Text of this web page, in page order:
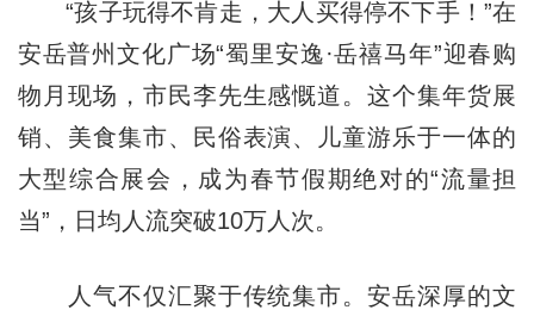
“孩子玩得不肯走，大人买得停不下手！”在
安岳普州文化广场“蜀里安逸·岳禧马年”迎春购
物月现场，市民李先生感慨道。这个集年货展
销、美食集市、民俗表演、儿童游乐于一体的
大型综合展会，成为春节假期绝对的“流量担
当”，日均人流突破10万人次。
人气不仅汇聚于传统集市。安岳深厚的文